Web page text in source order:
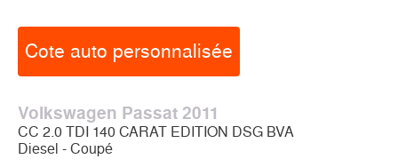
Cote auto personnalisée
Volkswagen Passat 2011
CC 2.0 TDI 140 CARAT EDITION DSG BVA
Diesel - Coupé